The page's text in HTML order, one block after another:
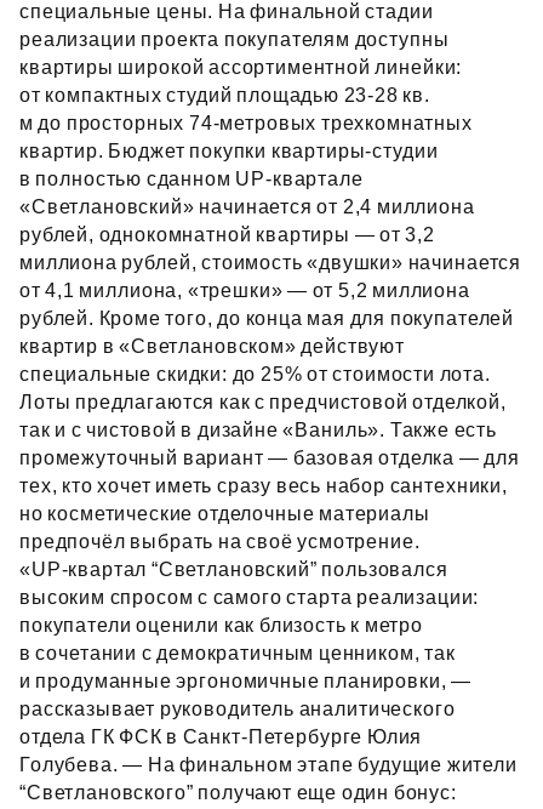
специальные цены. На финальной стадии
реализации проекта покупателям доступны
квартиры широкой ассортиментной линейки:
от компактных студий площадью 23‑28 кв.
м до просторных 74‑метровых трехкомнатных
квартир. Бюджет покупки квартиры‑студии
в полностью сданном UP‑квартале
«Светлановский» начинается от 2,4 миллиона
рублей, однокомнатной квартиры — от 3,2
миллиона рублей, стоимость «двушки» начинается
от 4,1 миллиона, «трешки» — от 5,2 миллиона
рублей. Кроме того, до конца мая для покупателей
квартир в «Светлановском» действуют
специальные скидки: до 25% от стоимости лота.
Лоты предлагаются как с предчистовой отделкой,
так и с чистовой в дизайне «Ваниль». Также есть
промежуточный вариант — базовая отделка — для
тех, кто хочет иметь сразу весь набор сантехники,
но косметические отделочные материалы
предпочёл выбрать на своё усмотрение.
«UP‑квартал “Светлановский” пользовался
высоким спросом с самого старта реализации:
покупатели оценили как близость к метро
в сочетании с демократичным ценником, так
и продуманные эргономичные планировки, —
рассказывает руководитель аналитического
отдела ГК ФСК в Санкт‑Петербурге Юлия
Голубева. — На финальном этапе будущие жители
“Светлановского” получают еще один бонус: